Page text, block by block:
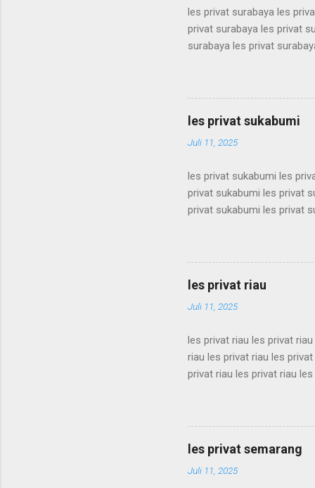
les privat surabaya les
privat surabaya les privat
surabaya les privat
surabaya les privat
surabaya les privat
surabaya les privat
surabaya les privat
les privat sukabumi
Juli 11, 2025
les privat sukabumi les
privat sukabumi les privat
privat sukabumi les privat
privat sukabumi les privat
privat sukabumi les privat
privat sukabumi les privat
privat sukabumi les privat
les privat riau
Juli 11, 2025
les privat riau les privat
riau les privat riau les
privat riau les privat riau
riau les privat riau les
privat riau les privat riau
les privat riau les privat
les privat semarang
Juli 11, 2025